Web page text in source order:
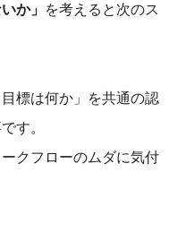
か」 を考えると次のス
標は何か」を共通の認
す。
クフローのムダに気付